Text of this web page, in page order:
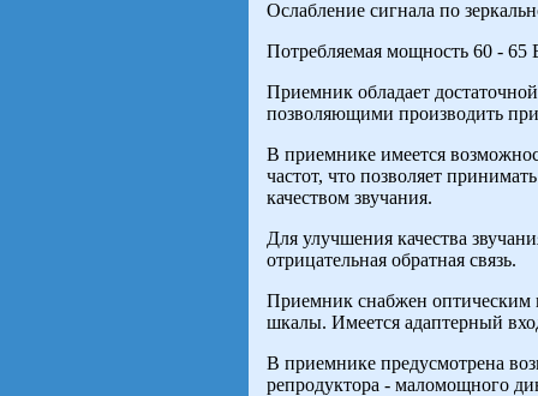
Ослабление сигнала по
Потребляемая мощность 60 - 65
Приемник обладает
позволяющими производить
В приемнике имеется
частот, что позволяет
качеством звучания.
Для улучшения качества
отрицательная обратная связь.
Приемник снабжен оптическим
шкалы. Имеется адаптерный
В приемнике предусмотрена
репродуктора - маломощного